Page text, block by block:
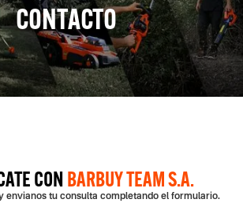
CONTACTO
CONBARBUY TEAM S.A.
envianos tu consulta completando el formulario.